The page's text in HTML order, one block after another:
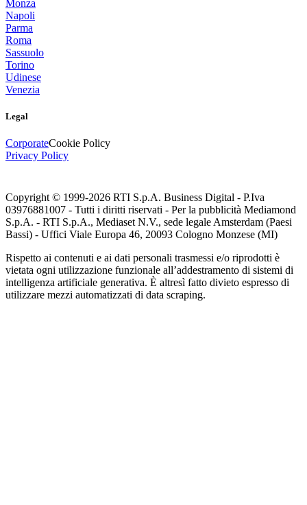
Monza
Napoli
Parma
Roma
Sassuolo
Torino
Udinese
Venezia
Legal
CorporateCookie Policy
Privacy Policy
Copyright © 1999-2026 RTI S.p.A. Business Digital - P.Iva
03976881007 - Tutti i diritti riservati - Per la pubblicità Mediamond
S.p.A. - RTI S.p.A., Mediaset N.V., sede legale Amsterdam (Paesi
Bassi) - Uffici Viale Europa 46, 20093 Cologno Monzese (MI)
Rispetto ai contenuti e ai dati personali trasmessi e/o riprodotti è
vietata ogni utilizzazione funzionale all’addestramento di sistemi di
intelligenza artificiale generativa. È altresì fatto divieto espresso di
utilizzare mezzi automatizzati di data scraping.